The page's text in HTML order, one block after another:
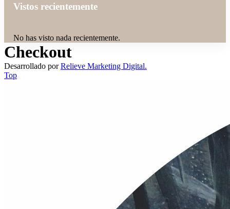
Vistos recientemente
No has visto nada recientemente.
Checkout
Desarrollado porRelieve Marketing Digital.
Top